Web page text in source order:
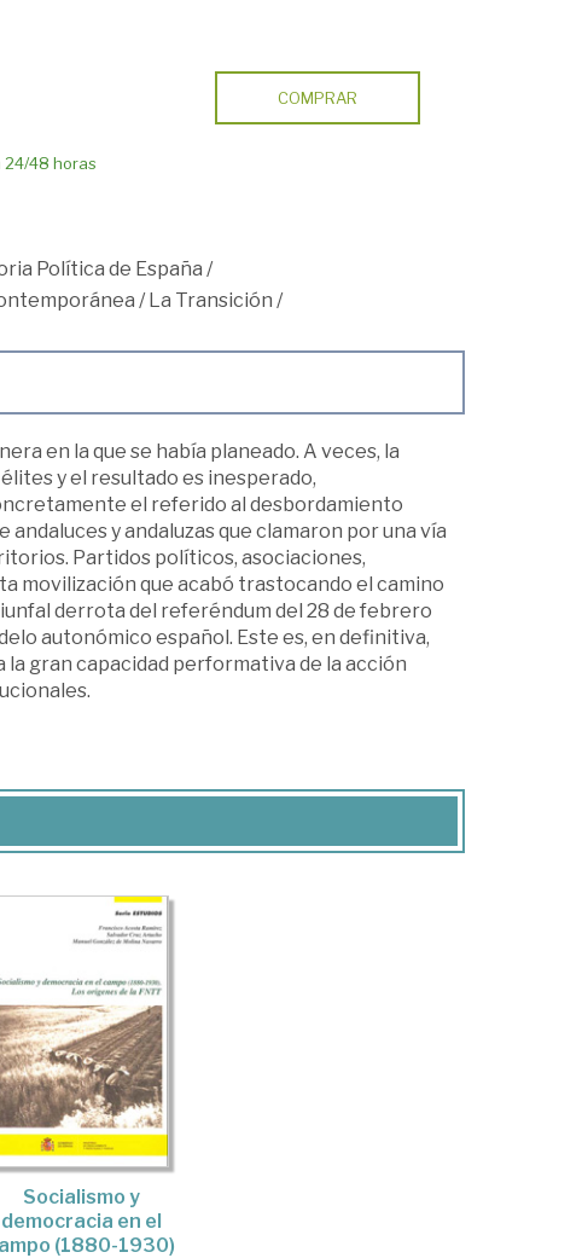
24/48 horas
COMPRAR
Política de España /
/La Transición /
en la que se había planeado. A veces, la
y el resultado es inesperado,
el referido al desbordamiento
y andaluzas que clamaron por una vía
Partidos políticos, asociaciones,
movilización que acabó trastocando el camino
derrota del referéndum del 28 de febrero
autonómico español. Este es, en definitiva,
gran capacidad performativa de la acción
Socialismo y
democracia en el
(1880-1930)